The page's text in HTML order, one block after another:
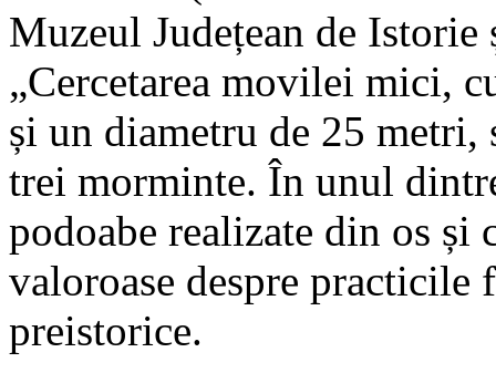
Muzeul Județean de
„Cercetarea movilei mici,
și un diametru de 25
trei morminte. În unul
podoabe realizate din os
valoroase despre
preistorice.